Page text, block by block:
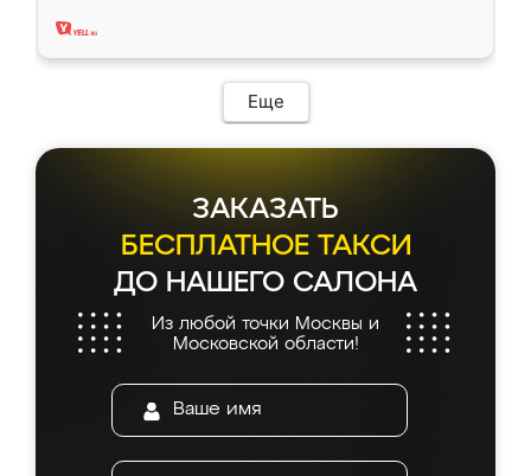
Еще
ЗАКАЗАТЬ
БЕСПЛАТНОЕ ТАКСИ
ДО НАШЕГО САЛОНА
Из любой точки Москвы и
Московской области!